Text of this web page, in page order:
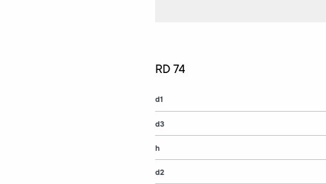
RD 74
d1
d3
h
d2